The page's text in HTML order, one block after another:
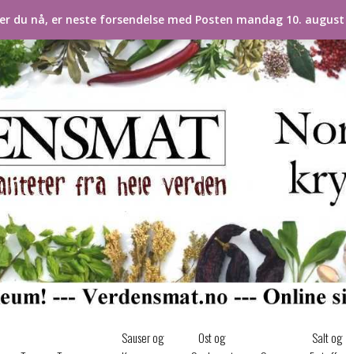
Sauser og
Ost og
Salt og
du nå, er neste forsendelse med Posten mandag 10. august